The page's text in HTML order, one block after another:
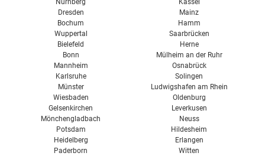
Dresden
Bochum
Wuppertal
Bielefeld
Bonn
Mannheim
Karlsruhe
Münster
Wiesbaden
Gelsenkirchen
Mönchengladbach
Mainz
Hamm
Saarbrücken
Herne
Mülheim an der Ruhr
Osnabrück
Solingen
Ludwigshafen am Rhein
Oldenburg
Leverkusen
Neuss
Potsdam
Heidelberg
Paderborn
Hildesheim
Erlangen
Witten